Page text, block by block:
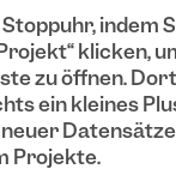
indem
klicken,
zu öffnen.
ein kleines
Projekte.